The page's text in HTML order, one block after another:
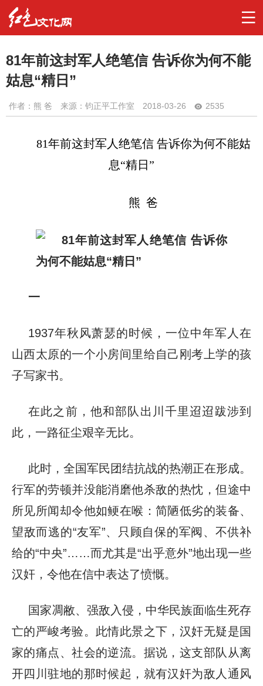
81年前这封军人绝笔信 告诉你为何不能
姑息“精日”
作者： 熊 爸 来源：钧正平工作室 2018-03-26 2535
81年前这封军人绝笔信 告诉你为何不能姑
息“精日”
熊 爸
一
1937年秋风萧瑟的时候，一位中年军人在
山西太原的一个小房间里给自己刚考上学的孩
子写家书。
在此之前，他和部队出川千里迢迢跋涉到
此，一路征尘艰辛无比。
此时，全国军民团结抗战的热潮正在形成。
行军的劳顿并没能消磨他杀敌的热忱，但途中
所见所闻却令他如鲠在喉：简陋低劣的装备、
望敌而逃的“友军”、只顾自保的军阀、不供补
给的“中央”……而尤其是“出乎意外”地出现一些
汉奸，令他在信中表达了愤慨。
国家凋敝、强敌入侵，中华民族面临生死存
亡的严峻考验。此情此景之下，汉奸无疑是国
家的痛点、社会的逆流。据说，这支部队从离
开四川驻地的那时候起，就有汉奸为敌人通风